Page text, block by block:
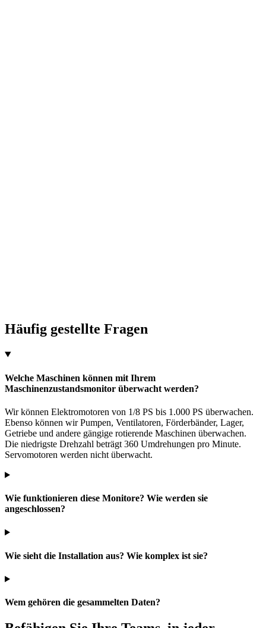
Häufig gestellte Fragen
Welche Maschinen können mit Ihrem
Maschinenzustandsmonitor überwacht werden?
Wir können Elektromotoren von 1/8 PS bis 1.000 PS überwachen.
Ebenso können wir Pumpen, Ventilatoren, Förderbänder, Lager,
Getriebe und andere gängige rotierende Maschinen überwachen.
Die niedrigste Drehzahl beträgt 360 Umdrehungen pro Minute.
Servomotoren werden nicht überwacht.
Wie funktionieren diese Monitore? Wie werden sie
angeschlossen?
Wie sieht die Installation aus? Wie komplex ist sie?
Wem gehören die gesammelten Daten?